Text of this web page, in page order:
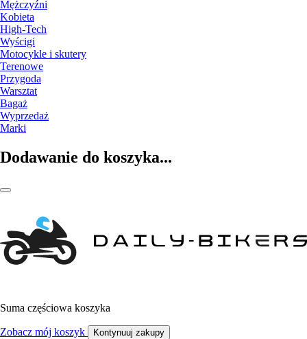
Mężczyźni
Kobieta
High-Tech
Wyścigi
Motocykle i skutery
Terenowe
Przygoda
Warsztat
Bagaż
Wyprzedaż
Marki
Dodawanie do koszyka...
Suma częściowa koszyka
Zobacz mój koszyk Kontynuuj zakupy